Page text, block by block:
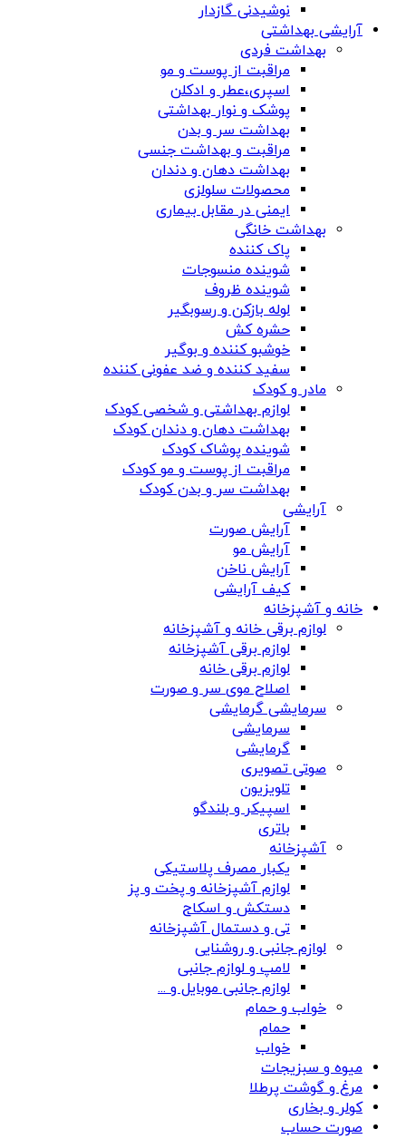
نوشیدنی گازدار
آرایشی بهداشتی
بهداشت فردی
مراقبت از پوست و مو
اسپری،عطر و ادکلن
پوشک و نوار بهداشتی
بهداشت سر و بدن
مراقبت و بهداشت جنسی
بهداشت دهان و دندان
محصولات سلولزی
ایمنی در مقابل بیماری
بهداشت خانگی
پاک کننده
شوینده منسوجات
شوینده ظروف
لوله بازکن و رسوبگیر
حشره کش
خوشبو کننده و بوگیر
سفید کننده و ضد عفونی کننده
مادر و کودک
لوازم بهداشتی و شخصی کودک
بهداشت دهان و دندان کودک
شوینده پوشاک کودک
مراقبت از پوست و مو کودک
بهداشت سر و بدن کودک
آرایشی
آرایش صورت
آرایش مو
آرایش ناخن
کیف آرایشی
خانه و آشپزخانه
لوازم برقی خانه و آشپزخانه
لوازم برقی آشپزخانه
لوازم برقی خانه
اصلاح موی سر و صورت
سرمایشی گرمایشی
سرمایشی
گرمایشی
صوتی تصویری
تلویزیون
اسپیکر و بلندگو
باتری
آشپزخانه
یکبار مصرف پلاستیکی
لوازم آشپزخانه و پخت و پز
دستکش و اسکاج
تی و دستمال آشپزخانه
لوازم جانبی و روشنایی
لامپ و لوازم جانبی
لوازم جانبی موبایل و ...
خواب و حمام
حمام
خواب
میوه و سبزیجات
مرغ و گوشت پرطلا
کولر و بخاری
صورت حساب